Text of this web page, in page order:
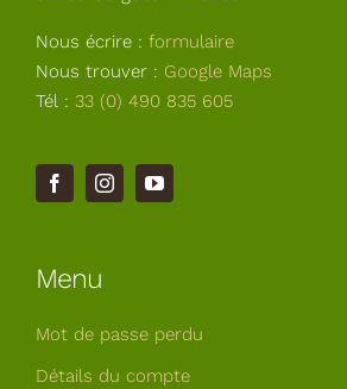
Nous écrire : formulaire
Nous trouver : Google Maps
Tél : 33 (0) 490 835 605
Menu
Mot de passe perdu
Détails du compte